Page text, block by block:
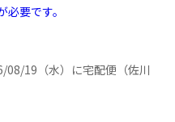
要です。
08/19（水） に宅配便（佐川